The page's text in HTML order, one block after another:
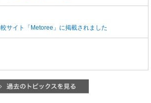
サイト「Metoree」に掲載されました